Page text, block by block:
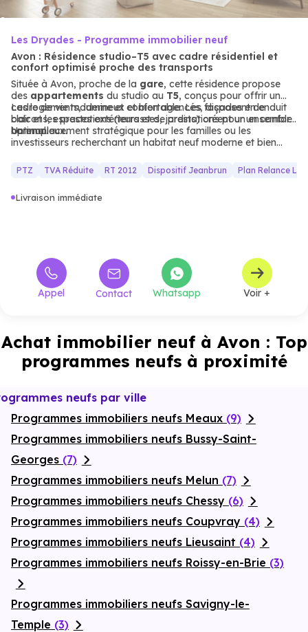
Les Dryades - Programme immobilier neuf
Avon : Résidence studio–T5 avec cadre résidentiel et
confort optimisé proche des transports
Située à Avon, proche de la gare, cette résidence propose
des appartements du studio au T5, conçus pour offrir un
cadre de vie moderne et confortable. Les façades en enduit
clair et les prestations (terrasses, jardins) créent un ensemble
harmonieux.
Les logements, lumineux et bien agencés, disposent de
balcons, espaces extérieurs et de prestations pour un confort
optimal.
Un emplacement stratégique pour les familles ou les
investisseurs recherchant un habitat neuf moderne et bien
PTZ TVA Réduite RT 2012 Dispositif Jeanbrun Plan Relance
Livraison immédiate
Appel Contact Whatsapp Voir +
Achat immobilier neuf à Avon : Top
programmes neufs à proximité
neufs par ville
Programmes immobiliers neufs Meaux (9)
Programmes immobiliers neufs Bussy-Saint-
Georges (7)
Programmes immobiliers neufs Melun (7)
Programmes immobiliers neufs Chessy (6)
Programmes immobiliers neufs Coupvray (4)
Programmes immobiliers neufs Lieusaint (4)
Programmes immobiliers neufs Roissy-en-Brie (3)
Programmes immobiliers neufs Savigny-le-
Temple (3)